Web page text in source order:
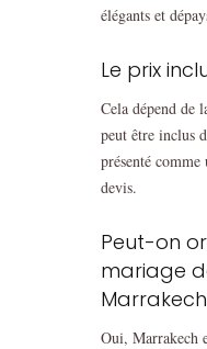
élégants et
Le prix
Cela dépend de
peut être inclus
présenté comme
devis.
Peut-on
mariage
Oui, Marrakech